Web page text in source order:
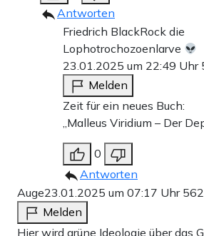
Antworten
Friedrich BlackRock die
Lophotrochozoenlarve
23.01.2025 um 22:49 Uhr
Melden
Zeit für ein neues Buch:
„Malleus Viridium – Der
0
Antworten
Auge23.01.2025 um 07:17 Uhr
Melden
Hier wird grüne Ideologie über das